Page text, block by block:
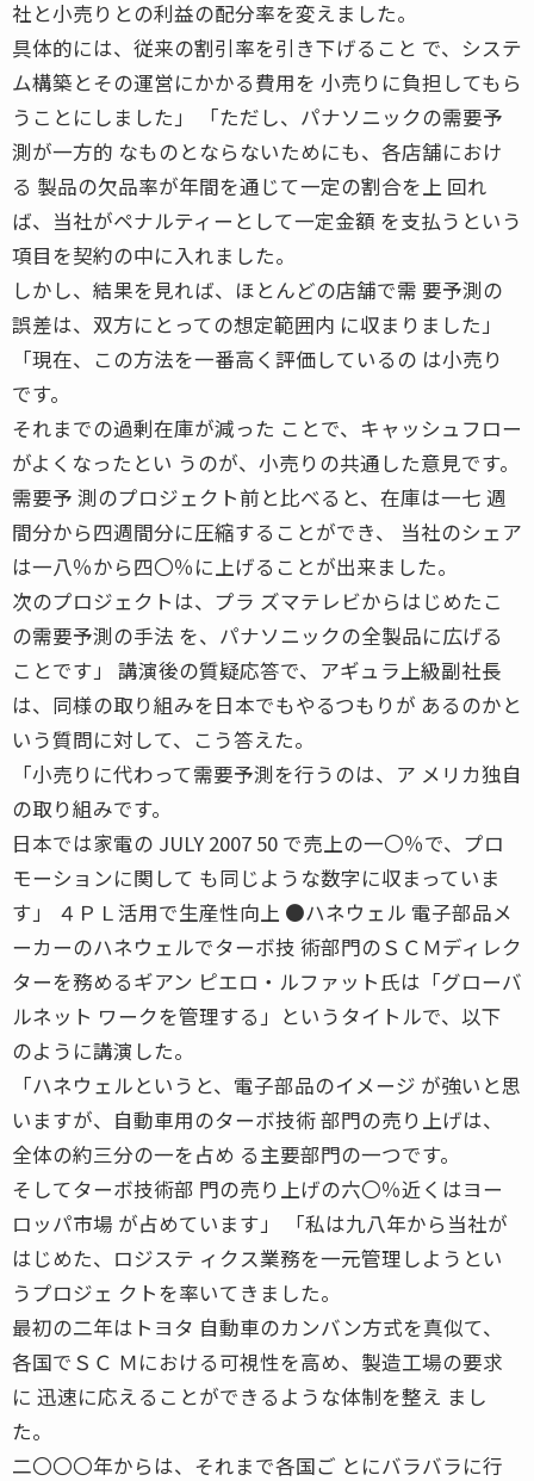
社と小売りとの利益の配分率を変えました。
具体的には、従来の割引率を引き下げること で、システ
ム構築とその運営にかかる費用を 小売りに負担してもら
うことにしました」 「ただし、パナソニックの需要予
測が一方的 なものとならないためにも、各店舗におけ
る 製品の欠品率が年間を通じて一定の割合を上 回れ
ば、当社がペナルティーとして一定金額 を支払うという
項目を契約の中に入れました。
しかし、結果を見れば、ほとんどの店舗で需 要予測の
誤差は、双方にとっての想定範囲内 に収まりました」
「現在、この方法を一番高く評価しているの は小売り
です。
それまでの過剰在庫が減った ことで、キャッシュフロー
がよくなったとい うのが、小売りの共通した意見です。
需要予 測のプロジェクト前と比べると、在庫は一七 週
間分から四週間分に圧縮することができ、 当社のシェア
は一八％から四〇％に上げることが出来ました。
次のプロジェクトは、プラ ズマテレビからはじめたこ
の需要予測の手法 を、パナソニックの全製品に広げる
ことです」 講演後の質疑応答で、アギュラ上級副社長
は、同様の取り組みを日本でもやるつもりが あるのかと
いう質問に対して、こう答えた。
「小売りに代わって需要予測を行うのは、ア メリカ独自
の取り組みです。
日本では家電の JULY 2007 50 で売上の一〇％で、プロ
モーションに関して も同じような数字に収まっていま
す」 ４ＰＬ活用で生産性向上 ●ハネウェル 電子部品メ
ーカーのハネウェルでターボ技 術部門のＳＣＭディレク
ターを務めるギアン ピエロ・ルファット氏は「グローバ
ルネット ワークを管理する」というタイトルで、以下
のように講演した。
「ハネウェルというと、電子部品のイメージ が強いと思
いますが、自動車用のターボ技術 部門の売り上げは、
全体の約三分の一を占め る主要部門の一つです。
そしてターボ技術部 門の売り上げの六〇％近くはヨー
ロッパ市場 が占めています」 「私は九八年から当社が
はじめた、ロジステ ィクス業務を一元管理しようとい
うプロジェ クトを率いてきました。
最初の二年はトヨタ 自動車のカンバン方式を真似て、
各国でＳＣ Ｍにおける可視性を高め、製造工場の要求
に 迅速に応えることができるような体制を整え まし
た。
二〇〇〇年からは、それまで各国ご とにバラバラに行